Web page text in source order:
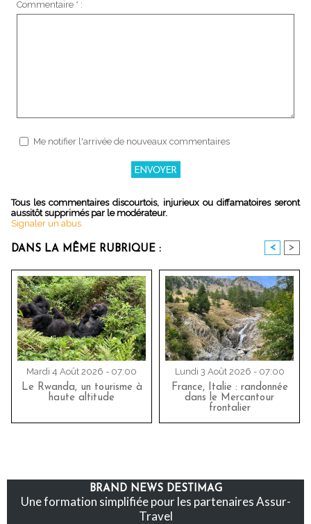
Commentaire * :
Me notifier l'arrivée de nouveaux commentaires
Tous les commentaires discourtois, injurieux ou diffamatoires seront
aussitôt supprimés par le modérateur.
Signaler un abus
DANS LA MÊME RUBRIQUE : < >
Mardi 4 Août 2026 - 07:00
Le Rwanda, un tourisme à
haute altitude
Lundi 3 Août 2026 - 07:00
France, Italie : randonnée
dans le Mercantour
frontalier
BRAND NEWS DESTIMAG
Une formation simplifiée pour les partenaires Assur-
Travel